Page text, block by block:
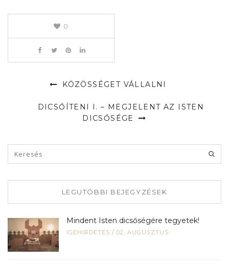
0
KÖZÖSSÉGET VÁLLALNI
DICSŐÍTENI I. – MEGJELENT AZ ISTEN
DICSŐSÉGE
LEGUTÓBBI BEJEGYZÉSEK
Mindent Isten dicsőségére tegyetek!
IGEHIRDETÉS / 02, AUGUSZTUS